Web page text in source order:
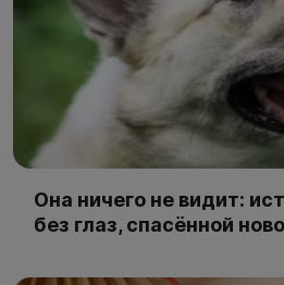
Она ничего не видит:
без глаз, спасённой